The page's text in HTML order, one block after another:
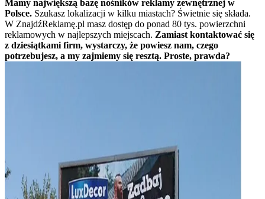
Mamy największą bazę nośników reklamy zewnętrznej w
Polsce. Szukasz lokalizacji w kilku miastach? Świetnie się składa.
W ZnajdźReklamę.pl masz dostęp do ponad 80 tys. powierzchni
reklamowych w najlepszych miejscach. Zamiast kontaktować się
z dziesiątkami firm, wystarczy, że powiesz nam, czego
potrzebujesz, a my zajmiemy się resztą. Proste, prawda?